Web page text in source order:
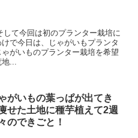
て今回は初のプランター栽培に
で今日は、じゃがいもプランタ
がいものプランター栽培を希望
...
がいもの葉っぱが出てき
せた土地に種芋植えて2週
のできごと！